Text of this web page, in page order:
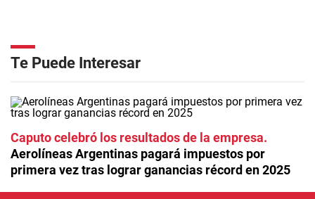
Te Puede Interesar
Caputo celebró los resultados de la empresa
Aerolíneas Argentinas pagará impuestos por
primera vez tras lograr ganancias récord en 2025